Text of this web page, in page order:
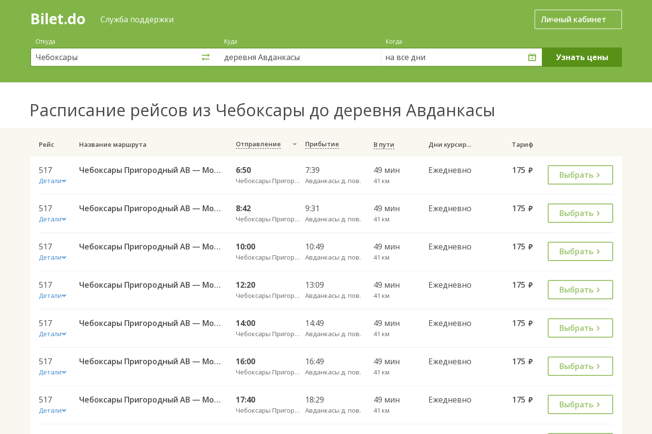
Поиск
покупка
билетов
автобус
онлайн
Bilet.do Служба поддержки Личный кабинет
Откуда Куда Когда
на все дни
Расписание рейсов из Чебоксары до деревня Авданкасы
Рейс Название маршрута Отправление Прибытие В пути Дни курсирования Тариф
517
Детали
Чебоксары Пригородный АВ — Моргауши с. ч/з Сятракасы п.(Моргаушский р-н) 517 6:50
Чебоксары Пригородный АВ
7:39
Авданкасы д. пов.
49 мин
41 км
Ежедневно 175 руб. Выбрать
517
Детали
Чебоксары Пригородный АВ — Моргауши с. ч/з Сятракасы п.(Моргаушский р-н) 517 8:42
Чебоксары Пригородный АВ
9:31
Авданкасы д. пов.
49 мин
41 км
Ежедневно 175 руб. Выбрать
517
Детали
Чебоксары Пригородный АВ — Моргауши с. ч/з Сятракасы п.(Моргаушский р-н) 517 10:00
Чебоксары Пригородный АВ
10:49
Авданкасы д. пов.
49 мин
41 км
Ежедневно 175 руб. Выбрать
517
Детали
Чебоксары Пригородный АВ — Моргауши с. ч/з Сятракасы п.(Моргаушский р-н) 517 12:20
Чебоксары Пригородный АВ
13:09
Авданкасы д. пов.
49 мин
41 км
Ежедневно 175 руб. Выбрать
517
Детали
Чебоксары Пригородный АВ — Моргауши с. ч/з Сятракасы п.(Моргаушский р-н) 517 14:00
Чебоксары Пригородный АВ
14:49
Авданкасы д. пов.
49 мин
41 км
Ежедневно 175 руб. Выбрать
517
Детали
Чебоксары Пригородный АВ — Моргауши с. ч/з Сятракасы п.(Моргаушский р-н) 517 16:00
Чебоксары Пригородный АВ
16:49
Авданкасы д. пов.
49 мин
41 км
Ежедневно 175 руб. Выбрать
517
Детали
Чебоксары Пригородный АВ — Моргауши с. ч/з Сятракасы п.(Моргаушский р-н) 517 17:40
Чебоксары Пригородный АВ
18:29
Авданкасы д. пов.
49 мин
41 км
Ежедневно 175 руб. Выбрать